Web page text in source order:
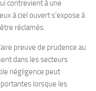
contrevient à une
à ciel ouvert s’expose à
réclamés.
preuve de prudence au
dans les secteurs
négligence peut
lorsque les